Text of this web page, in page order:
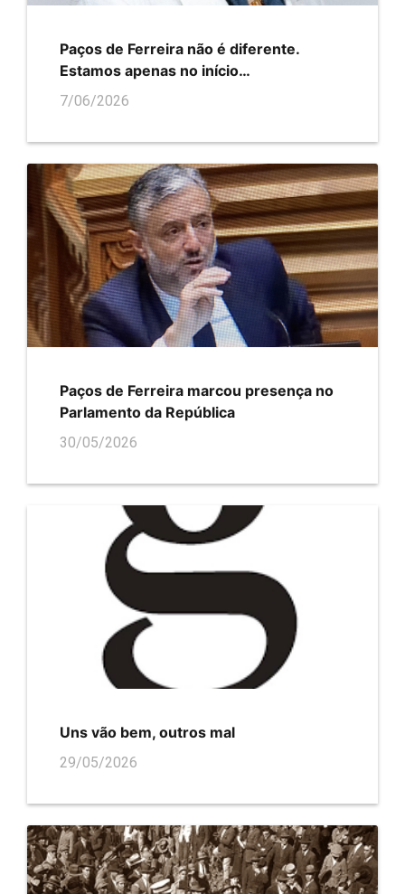
Paços de Ferreira não é diferente.
Estamos apenas no início…
7/06/2026
Paços de Ferreira marcou presença no
Parlamento da República
30/05/2026
Uns vão bem, outros mal
29/05/2026